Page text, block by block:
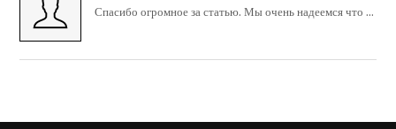
Спасибо огромное за статью. Мы очень надеемся что ...